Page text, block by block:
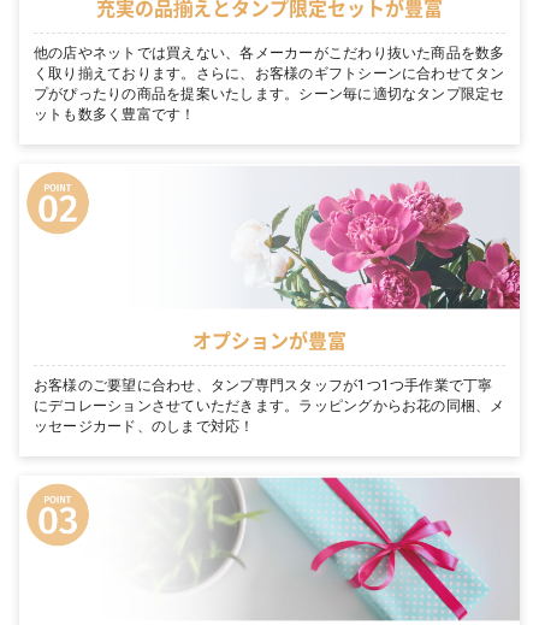
充実の品揃えとタンプ限定セットが豊富
他の店やネットでは買えない、各メーカーがこだわり抜いた商品を数多
く取り揃えております。さらに、お客様のギフトシーンに合わせてタン
プがぴったりの商品を提案いたします。シーン毎に適切なタンプ限定セ
ットも数多く豊富です！
オプションが豊富
お客様のご要望に合わせ、タンプ専門スタッフが1つ1つ手作業で丁寧
にデコレーションさせていただきます。ラッピングからお花の同梱、メ
ッセージカード、のしまで対応！